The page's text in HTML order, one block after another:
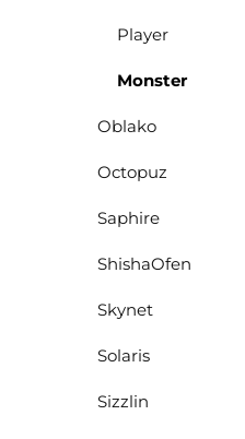
Player
Monster
Oblako
Octopuz
Saphire
ShishaOfen
Skynet
Solaris
Sizzlin